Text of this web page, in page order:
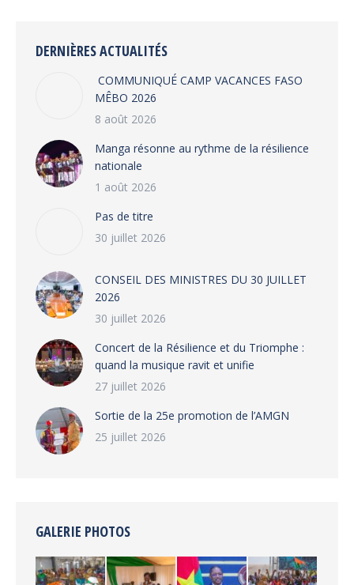
DERNIÈRES ACTUALITÉS
COMMUNIQUÉ CAMP VACANCES FASO
MÊBO 2026
8 août 2026
Manga résonne au rythme de la résilience
nationale
1 août 2026
Pas de titre
30 juillet 2026
CONSEIL DES MINISTRES DU 30 JUILLET
2026
30 juillet 2026
‎​Concert de la Résilience et du Triomphe :
quand la musique ravit et unifie
27 juillet 2026
‎Sortie de la 25e promotion de l’AMGN
25 juillet 2026
GALERIE PHOTOS